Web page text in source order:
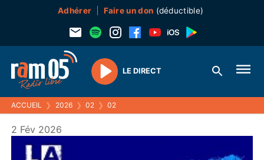
Adhérer Faire un don (déductible)
Play
LE DIRECT
ACCUEIL ❯ 2026 ❯ 02 ❯ 02
2 Fév 2026